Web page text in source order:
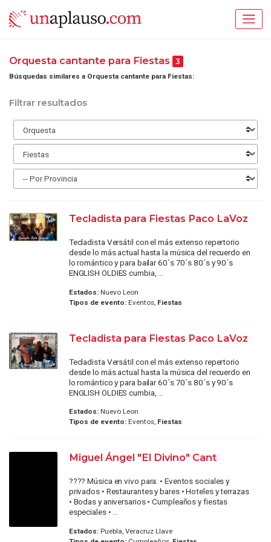
Orquesta cantante para Fiestas 3
Búsquedas similares a Orquesta cantante para Fiestas:
Filtrar resultados
Tecladista para Fiestas Paco LaVoz
Tecladista Versátil con el más extenso repertorio
desde lo más actual hasta la música del recuerdo en
lo romántico y para bailar 60´s 70´s 80´s y 90´s
ENGLISH OLDIES cumbia, ...
Estados:Nuevo Leon
Tipos de evento:Eventos, Fiestas
Tecladista para Fiestas Paco LaVoz
Tecladista Versátil con el más extenso repertorio
desde lo más actual hasta la música del recuerdo en
lo romántico y para bailar 60´s 70´s 80´s y 90´s
ENGLISH OLDIES cumbia, ...
Estados:Nuevo Leon
Tipos de evento:Eventos, Fiestas
Miguel Ángel "El Divino" Cant
???? Música en vivo para: • Eventos sociales y
privados • Restaurantes y bares • Hoteles y terrazas
• Bodas y aniversarios • Cumpleaños y fiestas
especiales • ...
Estados:Puebla, Veracruz Llave